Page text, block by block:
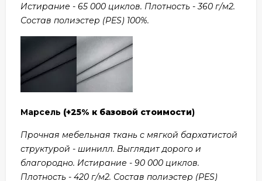
Истирание - 65 000 циклов. Плотность - 360 г/м2.
Состав полиэстер (PES) 100%.
Марсель (+25% к базовой стоимости)
Прочная мебельная ткань с мягкой бархатистой
структурой - шинилл. Выглядит дорого и
благородно. Истирание - 90 000 циклов.
Плотность - 420 г/м2. Состав полиэстер (PES)